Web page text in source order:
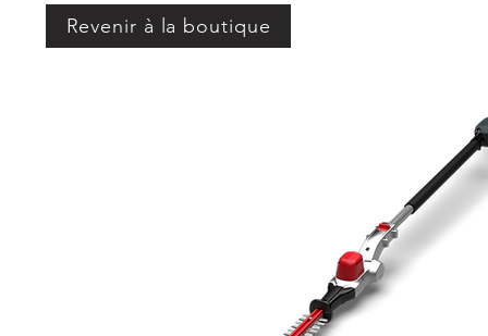
Revenir à la boutique